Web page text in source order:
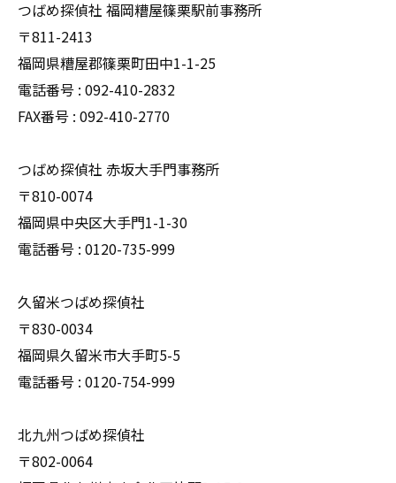
つばめ探偵社 福岡糟屋篠栗駅前事務所
〒811-2413
福岡県糟屋郡篠栗町田中1-1-25
電話番号 : 092-410-2832
FAX番号 : 092-410-2770
つばめ探偵社 赤坂大手門事務所
〒810-0074
福岡県中央区大手門1-1-30
電話番号 : 0120-735-999
久留米つばめ探偵社
〒830-0034
福岡県久留米市大手町5-5
電話番号 : 0120-754-999
北九州つばめ探偵社
〒802-0064